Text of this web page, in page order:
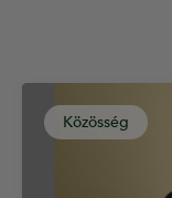
Közösség